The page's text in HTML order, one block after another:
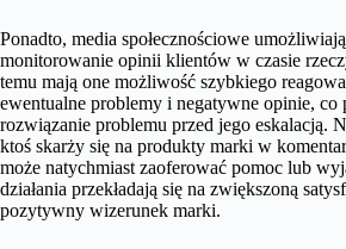
Ponadto, media społecznościowe
monitorowanie opinii klientów w czasie
temu mają one możliwość szybkiego
ewentualne problemy i negatywne opinie, co
rozwiązanie problemu przed jego eskalacją.
ktoś skarży się na produkty marki w
może natychmiast zaoferować pomoc lub
działania przekładają się na zwiększoną
pozytywny wizerunek marki.